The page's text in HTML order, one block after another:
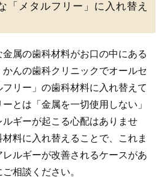
「メタルフリー」に入れ替え
属の歯科材料がお口の中にある
んの歯科クリニックでオールセ
リー」の歯科材料に入れ替えて
とは「金属を一切使用しない」
ギーが起こる心配はありませ
料に入れ替えることで、これま
ルギーが改善されるケースがあ
相談ください。